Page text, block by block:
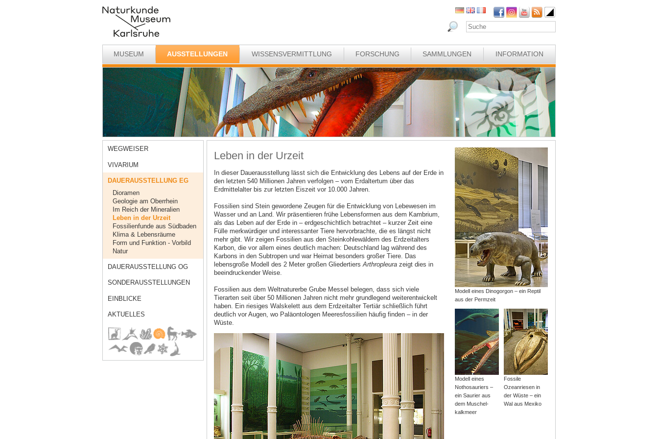
MUSEUM AUSSTELLUNGEN WISSENSVERMITTLUNG FORSCHUNG SAMMLUNGEN INFORMATION
WEGWEISER
VIVARIUM
DAUERAUSSTELLUNG EG
Dioramen
Geologie am Oberrhein
Im Reich der Mineralien
Leben in der Urzeit
Fossilienfunde aus Südbaden
Klima & Lebensräume
Form und Funktion - Vorbild
Natur
DAUERAUSSTELLUNG OG
SONDERAUSSTELLUNGEN
EINBLICKE
AKTUELLES
Leben in der Urzeit
In dieser Dauerausstellung lässt sich die Entwicklung des Lebens auf der Erde in
den letzten 540 Millionen Jahren verfolgen – vom Erdaltertum über das
Erdmittelalter bis zur letzten Eiszeit vor 10.000 Jahren.
Fossilien sind Stein gewordene Zeugen für die Entwicklung von Lebewesen im
Wasser und an Land. Wir präsentieren frühe Lebensformen aus dem Kambrium,
als das Leben auf der Erde in – erdgeschichtlich betrachtet – kurzer Zeit eine
Fülle merkwürdiger und interessanter Tiere hervorbrachte, die es längst nicht
mehr gibt. Wir zeigen Fossilien aus den Steinkohlewäldern des Erdzeitalters
Karbon, die vor allem eines deutlich machen: Deutschland lag während des
Karbons in den Subtropen und war Heimat besonders großer Tiere. Das
lebensgroße Modell des 2 Meter großen GliedertiersArthropleurazeigt dies in
beeindruckender Weise.
Fossilien aus dem Weltnaturerbe Grube Messel belegen, dass sich viele
Tierarten seit über 50 Millionen Jahren nicht mehr grundlegend weiterentwickelt
haben. Ein riesiges Walskelett aus dem Erdzeitalter Tertiär schließlich führt
deutlich vor Augen, wo Paläontologen Meeresfossilien häufig finden – in der
Wüste.
Modell eines Dinogorgon – ein Reptil
aus der Permzeit
Modell eines
Nothosauriers –
ein Saurier aus
dem Muschel­
kalkmeer
Fossile
Ozeanriesen in
der Wüste – ein
Wal aus Mexiko